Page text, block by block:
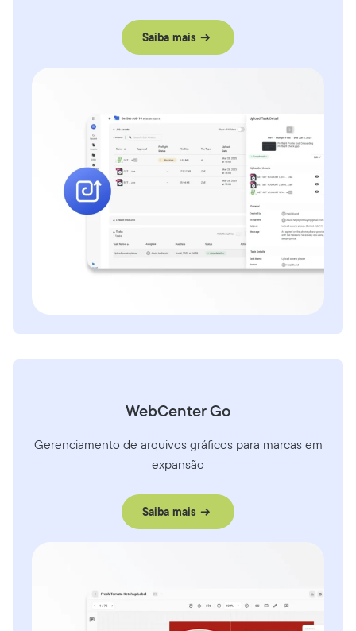
Saiba mais
WebCenter Go
Gerenciamento de arquivos gráficos para marcas em
expansão
Saiba mais